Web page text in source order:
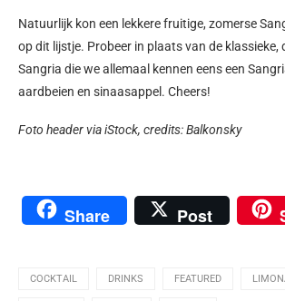
Natuurlijk kon een lekkere fruitige, zomerse
op dit lijstje. Probeer in plaats van de klassieke,
Sangria die we allemaal kennen eens een
aardbeien en sinaasappel. Cheers!
Foto header via iStock, credits:Balkonsky
Share Post
COCKTAIL DRINKS FEATURED